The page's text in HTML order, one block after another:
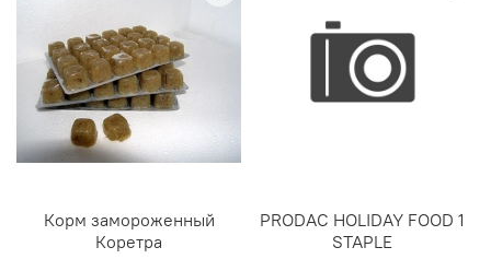
Корм замороженный
Коретра
PRODAC HOLIDAY FOOD 1
STAPLE